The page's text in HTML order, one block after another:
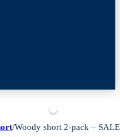
/Woody short 2-pack – SALE